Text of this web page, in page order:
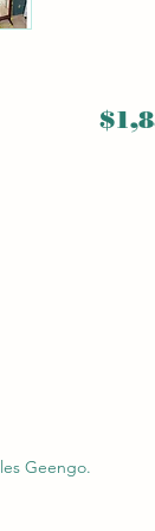
Geengo.